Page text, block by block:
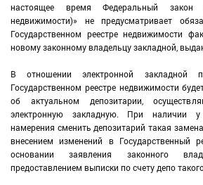
настоящее время Федеральный закон
недвижимости)» не предусматривает
Государственном реестре недвижимости
новому законному владельцу закладной,
В отношении электронной закладной
Государственном реестре недвижимости
об актуальном депозитарии,
электронную закладную. При наличии у
намерения сменить депозитарий такая
внесением изменений в Государственный
основании заявления законного
предоставлением выписки по счету депо